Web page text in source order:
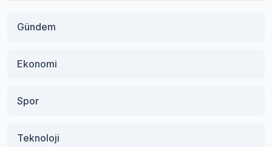
Gündem
Ekonomi
Spor
Teknoloji